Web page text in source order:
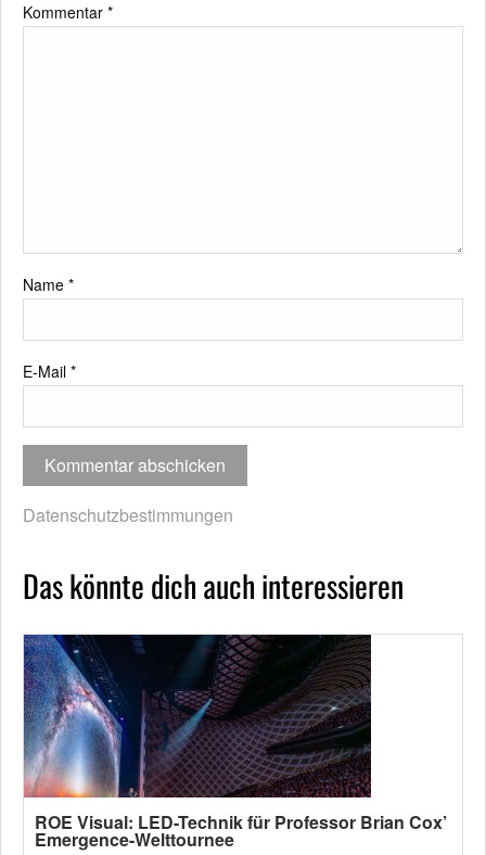
Kommentar *
Name *
E-Mail *
Datenschutzbestimmungen
Das könnte dich auch interessieren
ROE Visual: LED-Technik für Professor Brian Cox’
Emergence-Welttournee